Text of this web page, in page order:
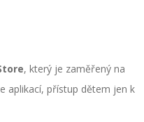
, který je zaměřený na
aplikací, přístup dětem jen k